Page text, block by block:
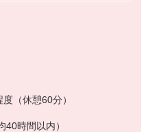
連携しながら創意工夫し支援
だけたり、信頼関係を築いて
介護度も比較的高くないた
（休憩60分）
時間以内）